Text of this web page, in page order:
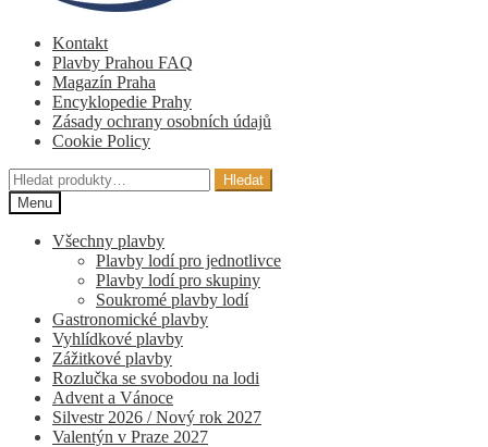
Kontakt
Plavby Prahou FAQ
Magazín Praha
Encyklopedie Prahy
Zásady ochrany osobních údajů
Cookie Policy
Hledat:
Hledat
Menu
Všechny plavby
Plavby lodí pro jednotlivce
Plavby lodí pro skupiny
Soukromé plavby lodí
Gastronomické plavby
Vyhlídkové plavby
Zážitkové plavby
Rozlučka se svobodou na lodi
Advent a Vánoce
Silvestr 2026 / Nový rok 2027
Valentýn v Praze 2027